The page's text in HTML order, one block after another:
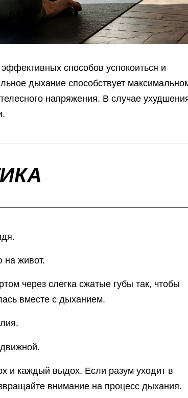
способов успокоиться и
дыхание способствует
напряжения. В случае
на живот.
через слегка сжатые губы так, чтобы
вместе с дыханием.
и каждый выдох. Если разум уходит в
внимание на процесс дыхания.